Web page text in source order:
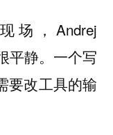
场，Andrej
平静。一个写
要改工具的输